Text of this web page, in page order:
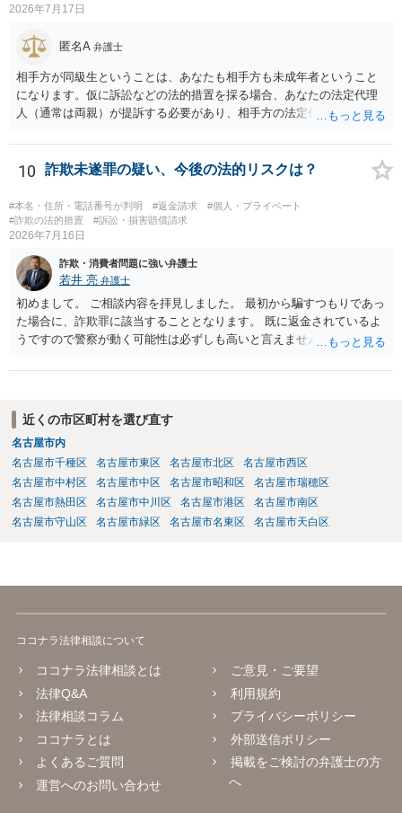
少なくなる可能性もあるように思います。
2026年7月17日
匿名A 弁護士
相手方が同級生ということは、あなたも相手方も未成年者ということ
になります。仮に訴訟などの法的措置を採る場合、あなたの法定代理
人（通常は両親）が提訴する必要があり、相手方の法定代理人（通常
話し合いで解決した方がよい問題だと思います。
10 詐欺未遂罪の疑い、今後の法的リスクは？
#本名・住所・電話番号が判明 #返金請求
#個人・プライベート
#詐欺の法的措置
#訴訟・損害賠償請求
2026年7月16日
詐欺・消費者問題に強い弁護士
若井 亮 弁護士
初めまして。 ご相談内容を拝見しました。 最初から騙すつもりであっ
た場合に、詐欺罪に該当することとなります。 既に返金されているよ
うですので警察が動く可能性は必ずしも高いと言えませんが、万が
であったが、途中で怖くなり辞退したうえで返金した、とご説明いた
近くの市区町村を選び直す
名古屋市内
名古屋市千種区
名古屋市東区 名古屋市北区
名古屋市西区
名古屋市中村区
名古屋市中区 名古屋市昭和区
名古屋市瑞穂区
名古屋市熱田区
名古屋市中川区 名古屋市港区
名古屋市南区
名古屋市守山区
名古屋市緑区 名古屋市名東区 名古屋市天白区
ココナラ法律相談について
ココナラ法律相談とは
法律Q&A
法律相談コラム
ココナラとは
よくあるご質問
運営へのお問い合わせ
ご意見・ご要望
利用規約
プライバシーポリシー
外部送信ポリシー
掲載をご検討の弁護士の方
へ